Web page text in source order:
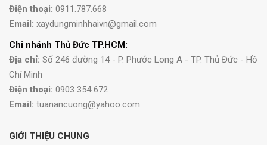
Điện thoại: 0911.787.668
Email: xaydungminhhaivn@gmail.com
Chi nhánh Thủ Đức TP.HCM:
Địa chỉ: Số 246 đường 14 - P. Phước Long A - TP. Thủ Đức - Hồ
Chí Minh
Điện thoại: 0903 354 672
Email: tuanancuong@yahoo.com
GIỚI THIỆU CHUNG